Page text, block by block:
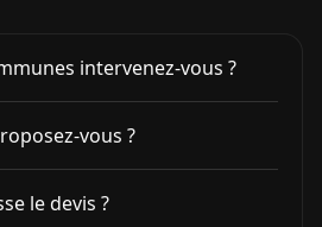
intervenez-vous ?
vous ?
le devis ?